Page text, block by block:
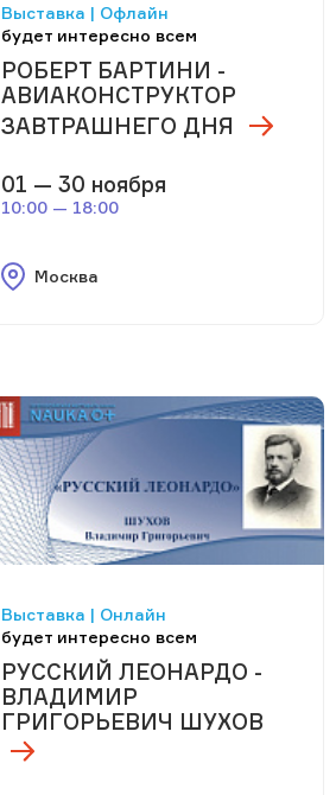
Выставка | Офлайн
будет интересно всем
РОБЕРТ БАРТИНИ -
АВИАКОНСТРУКТОР
ЗАВТРАШНЕГО ДНЯ
01 — 30 ноября
10:00 — 18:00
Москва
Выставка | Онлайн
будет интересно всем
РУССКИЙ ЛЕОНАРДО -
ВЛАДИМИР
ГРИГОРЬЕВИЧ ШУХОВ